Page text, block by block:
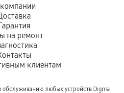
на ремонт
клиентам
обслуживанию любых устройств Digma